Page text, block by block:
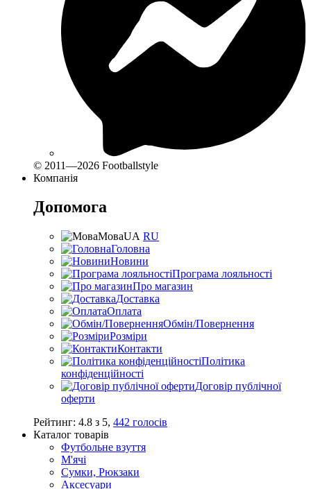
© 2011—2026 Footballstyle
Компанія
Допомога
МоваUA RU
Головна
Новини
Програма лояльності
Про магазин
Доставка
Оплата
Обмін/Повернення
Розміри
Контакти
Політика
конфіденційності
Договір публічної
оферти
Рейтинг: 4.8 з 5, 442 голосів
Каталог товарів
Футбольне взуття
М'ячі
Сумки, Рюкзаки
Аксесуари